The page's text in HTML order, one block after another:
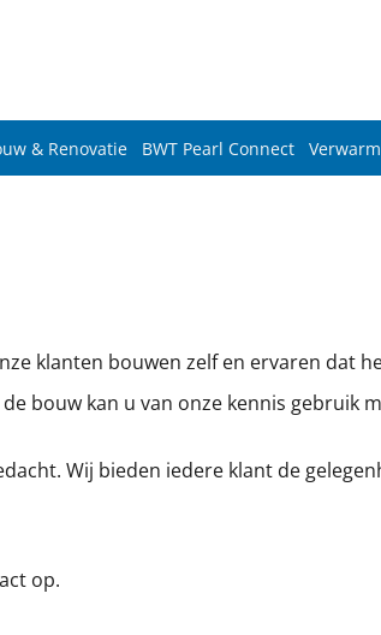
& Renovatie BWT Pearl Connect
klanten bouwen zelf en ervaren dat
bouw kan u van onze kennis gebruik
Wij bieden iedere klant de
op.